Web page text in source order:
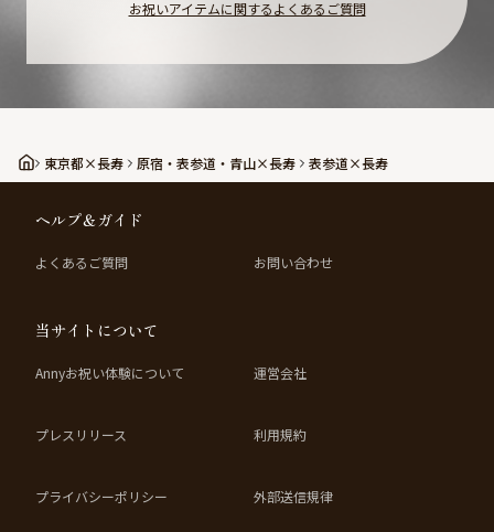
お祝いアイテムに関するよくあるご質問
東京都×長寿 原宿・表参道・青山×長寿 表参道×長寿
ヘルプ＆ガイド
よくあるご質問 お問い合わせ
当サイトについて
Annyお祝い体験について 運営会社
プレスリリース 利用規約
プライバシーポリシー 外部送信規律